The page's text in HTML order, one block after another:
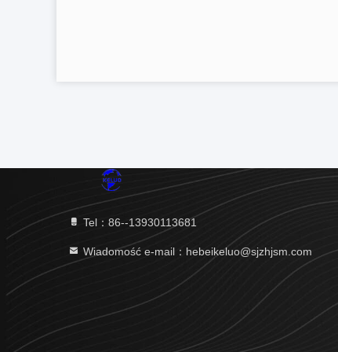
Tel：86--13930113681
Wiadomość e-mail：hebeikeluo@sjzhjsm.com